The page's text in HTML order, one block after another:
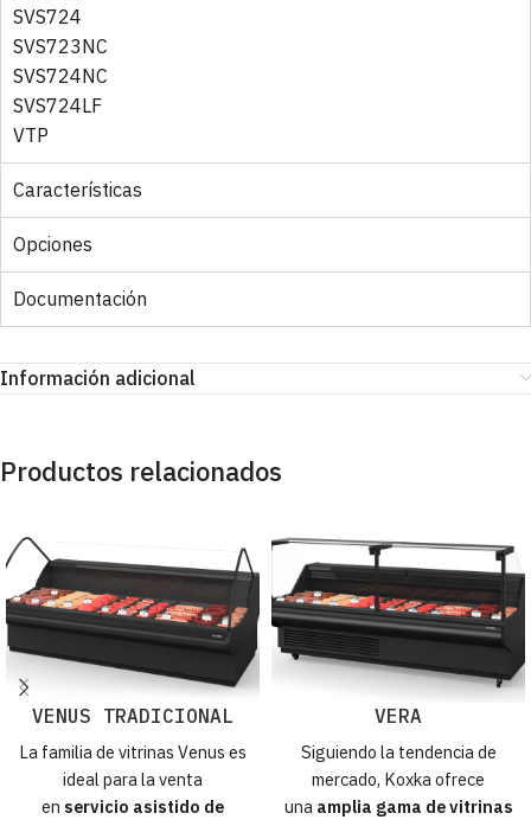
SVS724
SVS723NC
SVS724NC
SVS724LF
VTP
Características
Opciones
Documentación
Información adicional
Productos relacionados
VENUS TRADICIONAL
La familia de vitrinas Venus es
ideal para la venta
en servicio asistido de
VERA
Siguiendo la tendencia de
mercado, Koxka ofrece
una amplia gama de vitrinas